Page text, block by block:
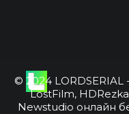
© 2024
LostFilm,
Newstudio онлайн